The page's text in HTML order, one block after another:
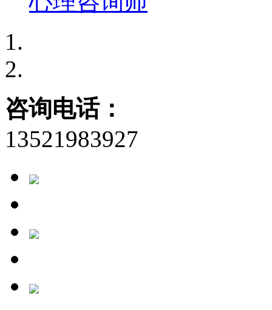
咨询电话：
13521983927